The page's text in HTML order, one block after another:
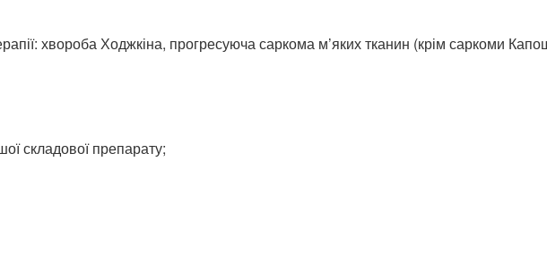
хвороба Ходжкіна, прогресуюча саркома м’яких тканин (крім саркоми
складової препарату;